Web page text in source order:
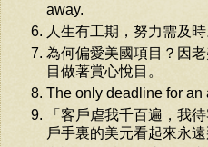
away.
人生有工期，努力需及時
為何偏愛美國項目？因
目做著賞心悅目。
The only deadline for an
「客戶虐我千百遍，我
戶手裏的美元看起來永